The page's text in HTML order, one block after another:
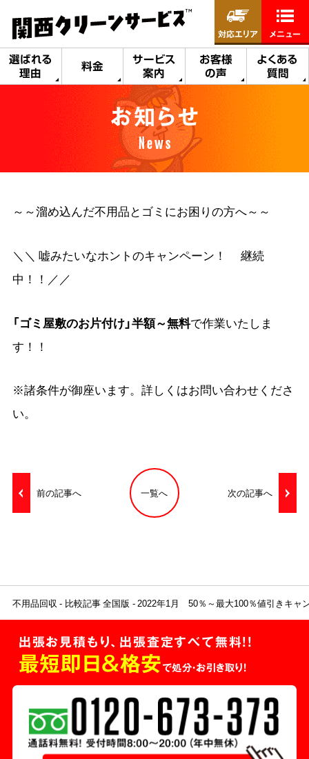
選ばれる
理由
料金
サービス
案内
お客様
の声
よくある
質問
対応エリア メニュー
お知らせ
News
～～溜め込んだ不用品とゴミにお困りの方へ～～
＼＼ 嘘みたいなホントのキャンペーン！ 継続
中！！／／
「ゴミ屋敷のお片付け」半額～無料で作業いたしま
す！！
※諸条件が御座います。詳しくはお問い合わせくださ
い。
前の記事へ 一覧へ 次の記事へ
不用品回収 比較記事 全国版 2022年1月 50％～最大100％値引きキャ
出張お見積もり、出張査定すべて無料!!
最短即日＆格安で処分・お引き取り！